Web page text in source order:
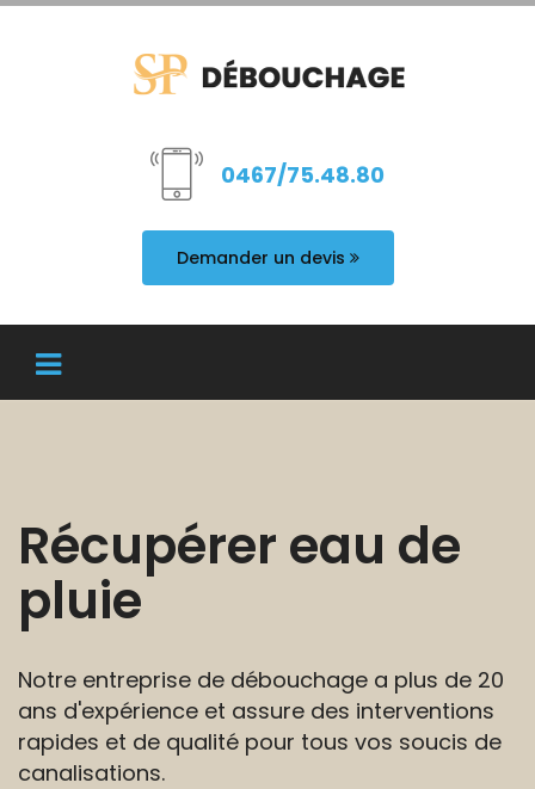
0467/75.48.80
Demander un devis
Récupérer eau de
pluie
Notre entreprise de débouchage a plus de 20
ans d'expérience et assure des interventions
rapides et de qualité pour tous vos soucis de
canalisations.